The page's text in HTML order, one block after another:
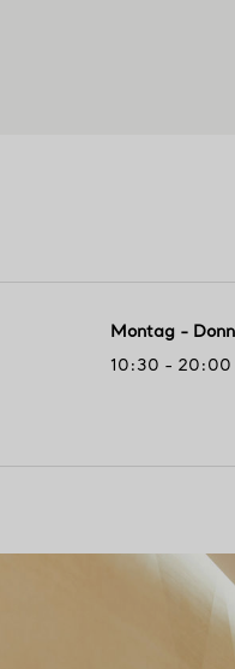
Montag -
10:30 - 20:00